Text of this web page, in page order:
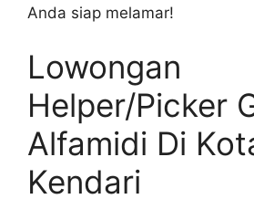
Anda siap melamar!
Lowongan
Helper/Picker
Alfamidi Di
Kendari